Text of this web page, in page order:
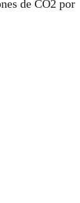
de CO2 por